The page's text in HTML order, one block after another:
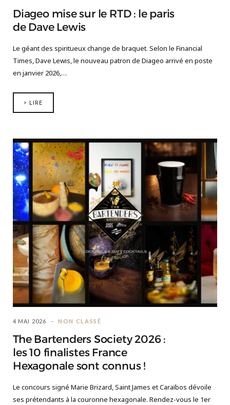
Diageo mise sur le RTD : le paris
de Dave Lewis
Le géant des spiritueux change de braquet. Selon le Financial
Times, Dave Lewis, le nouveau patron de Diageo arrivé en poste
en janvier 2026,…
> LIRE
4 MAI 2026 NON CLASSÉ
The Bartenders Society 2026 :
les 10 finalistes France
Hexagonale sont connus !
Le concours signé Marie Brizard, Saint James et Caraïbos dévoile
ses prétendants à la couronne hexagonale. Rendez-vous le 1er